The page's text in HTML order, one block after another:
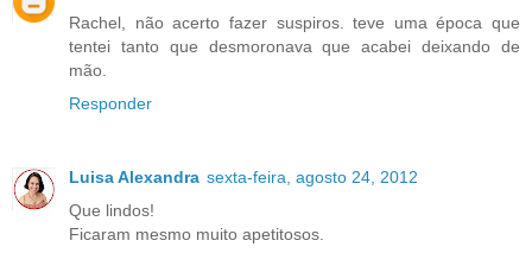
Rachel, não acerto fazer suspiros. teve uma época que
tentei tanto que desmoronava que acabei deixando de
mão.
Responder
Luisa Alexandra sexta-feira, agosto 24, 2012
Que lindos!
Ficaram mesmo muito apetitosos.